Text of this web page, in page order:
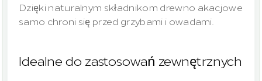
Dzięki naturalnym składnikom drewno akacjowe
samo chroni się przed grzybami i owadami.
Idealne do zastosowań zewnętrznych